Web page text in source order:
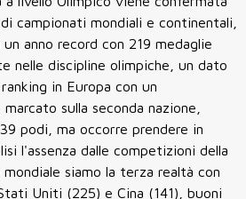
campionati mondiali e continentali,
anno record con 219 medaglie
nelle discipline olimpiche, un dato
in Europa con un
sulla seconda nazione,
podi, ma occorre prendere in
l'assenza dalle competizioni della
mondiale siamo la terza realtà con
Uniti (225) e Cina (141), buoni